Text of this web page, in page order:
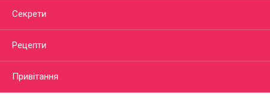
Секрети
Рецепти
Привітання